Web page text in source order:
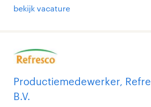
bekijk vacature
Productiemedewerker,
B.V.